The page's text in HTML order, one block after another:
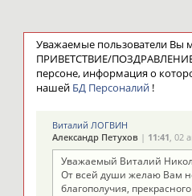
Уважаемые пользователи Вы
ПРИВЕТСТВИЕ/
персоне, информация о
нашей БД Персоналий !
Виталий ЛОГВИН
Александр Петухов | 11:41, 02
Уважаемый Виталий
От всей души желаю Вам
благополучия,